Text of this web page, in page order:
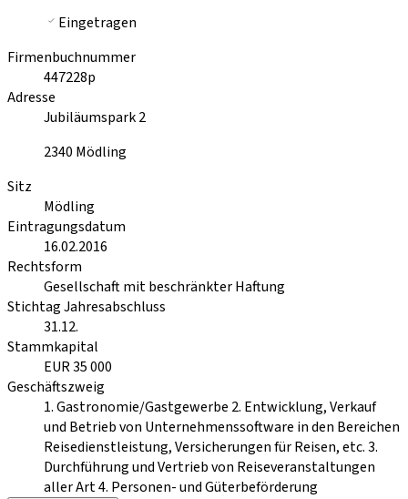
Eingetragen
Firmenbuchnummer
447228p
Adresse
Jubiläumspark 2
2340 Mödling
Sitz
Mödling
Eintragungsdatum
16.02.2016
Rechtsform
Gesellschaft mit beschränkter Haftung
Stichtag Jahresabschluss
31.12.
Stammkapital
EUR 35 000
Geschäftszweig
1. Gastronomie/Gastgewerbe 2. Entwicklung, Verkauf
und Betrieb von Unternehmenssoftware in den Bereichen
Reisedienstleistung, Versicherungen für Reisen, etc. 3.
Durchführung und Vertrieb von Reiseveranstaltungen
aller Art 4. Personen- und Güterbeförderung